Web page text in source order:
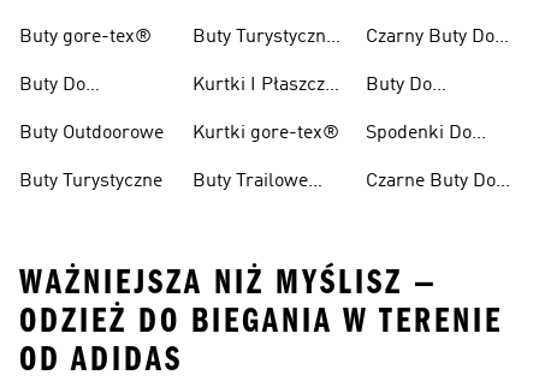
W Terenie
Buty gore-tex®
Buty Do
Buty Outdoorowe
Buty Turystyczne
Buty Turystyczne
Kurtki I Płaszcze
Kurtki gore-tex®
Buty Trailowe
Czarny Buty Do
Wędrówek
Buty Do
Górskiego Dla
Kobiet
Spodenki Do
Trailowych
Czarne Buty Do
WAŻNIEJSZA NIŻ MYŚLISZ —
ODZIEŻ DO BIEGANIA W TERENIE
OD ADIDAS